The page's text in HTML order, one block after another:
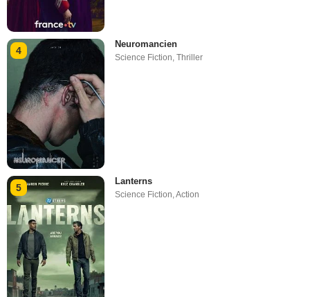
4
Neuromancien
Science Fiction,Thriller
5
Lanterns
Science Fiction,Action